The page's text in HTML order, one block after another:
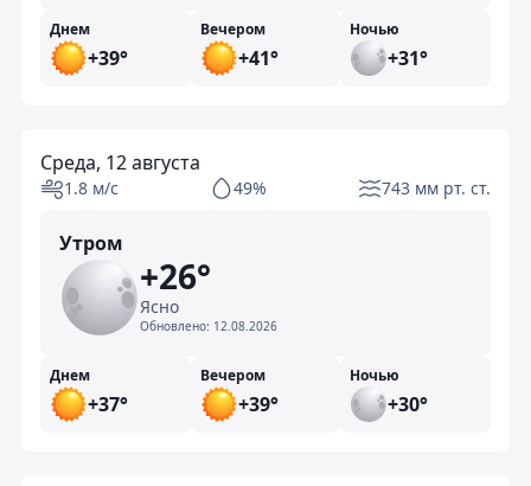
Днем
+39°
Вечером
+41°
Ночью
+31°
Среда, 12 августа
1.8 м/с 49% 743 мм рт. ст.
Утром
+26°
Ясно
Обновлено: 12.08.2026
Днем
+37°
Вечером
+39°
Ночью
+30°